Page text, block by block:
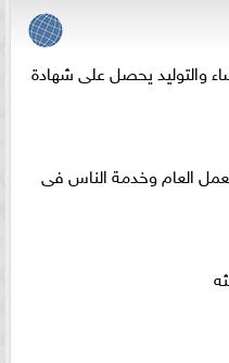
والتوليد يحصل على شهادة
العام وخدمة الناس فى